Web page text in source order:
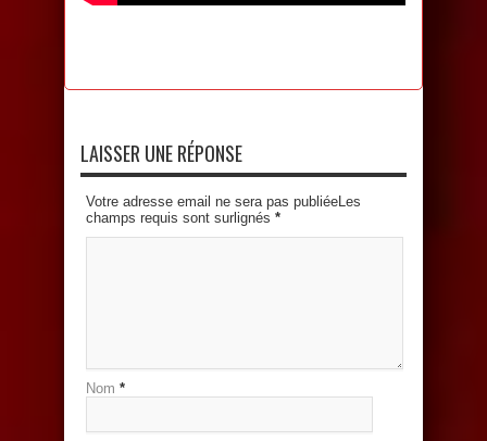
LAISSER UNE RÉPONSE
Votre adresse email ne sera pas publiéeLes
champs requis sont surlignés *
Nom *